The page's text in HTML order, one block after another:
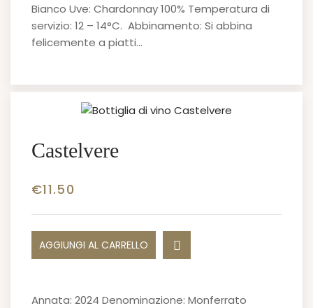
Bianco Uve: Chardonnay 100% Temperatura di
servizio: 12 – 14°C. Abbinamento: Si abbina
felicemente a piatti…
Castelvere
€11.50
AGGIUNGI AL CARRELLO
Annata: 2024 Denominazione: Monferrato